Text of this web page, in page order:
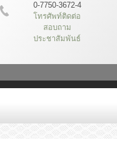
0-7750-3672-4
โทรศัพท์ติดต่อ
สอบถาม
ประชาสัมพันธ์